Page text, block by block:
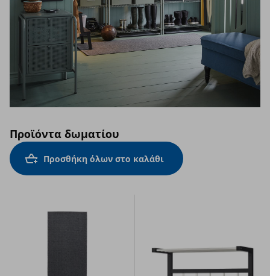
Προϊόντα δωματίου
Προσθήκη όλων στο καλάθι